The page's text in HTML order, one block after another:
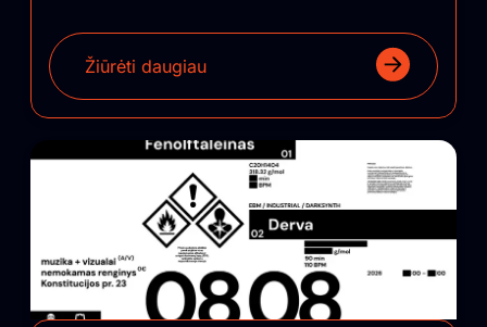
Žiūrėti daugiau